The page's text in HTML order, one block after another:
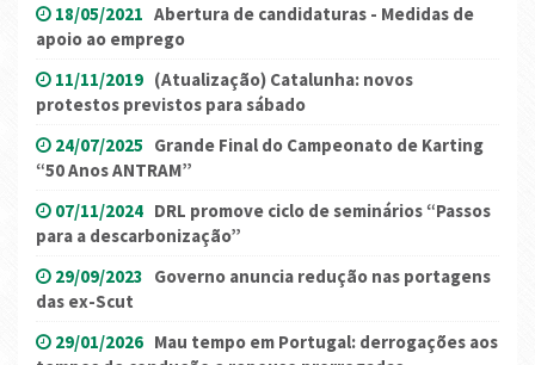
18/05/2021 Abertura de candidaturas - Medidas de
apoio ao emprego
11/11/2019 (Atualização) Catalunha: novos
protestos previstos para sábado
24/07/2025 Grande Final do Campeonato de Karting
“50 Anos ANTRAM”
07/11/2024 DRL promove ciclo de seminários “Passos
para a descarbonização”
29/09/2023 Governo anuncia redução nas portagens
das ex-Scut
29/01/2026 Mau tempo em Portugal: derrogações aos